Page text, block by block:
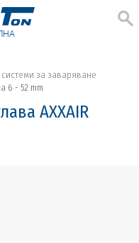
за заваряване
6 - 52 mm
AXXAIR